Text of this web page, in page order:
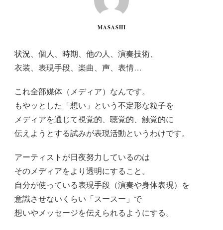
MASASHI
状況、個人、時期、他の人、演奏技術、
衣装、表現手段、楽曲、声、表情…
これ全部媒体（メディア）なんです。
もやッとした「想い」という不定形な粒子を
メディアを通じて視覚的、聴覚的、触覚的に
伝えようとする試みが表現活動というわけです。
アーティストが日夜努力しているのは
そのメディアをより透明にすること。
自分が使っている表現手段（演奏や身体表現）を
意識させないくらい「スースー」で
想いやメッセージを伝えられるようにする。